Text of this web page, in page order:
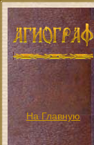
На Главную